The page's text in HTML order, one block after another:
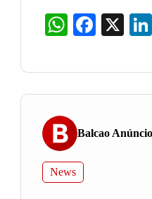
WhatsAppFacebook
Balcao
News